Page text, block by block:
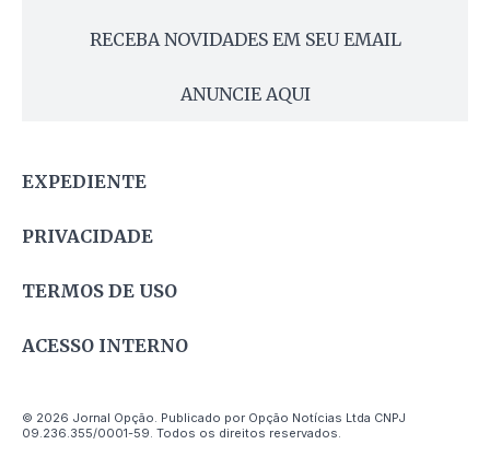
RECEBA NOVIDADES EM SEU EMAIL
ANUNCIE AQUI
EXPEDIENTE
PRIVACIDADE
TERMOS DE USO
ACESSO INTERNO
© 2026 Jornal Opção. Publicado por Opção Notícias Ltda CNPJ
09.236.355/0001-59. Todos os direitos reservados.